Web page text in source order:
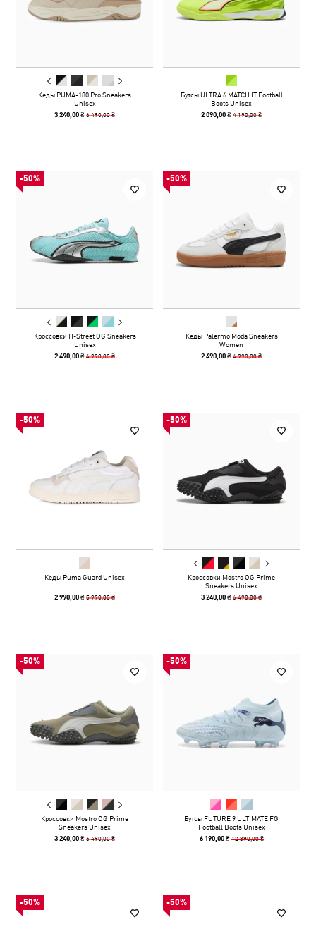
Кеды PUMA-180 Pro Sneakers
Unisex
3 240,00 ₴6 490,00 ₴
Бутсы ULTRA 6 MATCH IT Football
Boots Unisex
2 090,00 ₴4 190,00 ₴
-50%
Кроссовки H-Street OG Sneakers
Unisex
2 490,00 ₴4 990,00 ₴
-50%
Кеды Palermo Moda Sneakers
Women
2 490,00 ₴4 990,00 ₴
-50%
Кеды Puma Guard Unisex
2 990,00 ₴5 990,00 ₴
-50%
Кроссовки Mostro OG Prime
Sneakers Unisex
3 240,00 ₴6 490,00 ₴
-50%
Кроссовки Mostro OG Prime
Sneakers Unisex
3 240,00 ₴6 490,00 ₴
-50%
Бутсы FUTURE 9 ULTIMATE FG
Football Boots Unisex
6 190,00 ₴ 12 390,00 ₴
-50% -50%